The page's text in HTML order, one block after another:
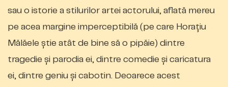
sau o istorie a stilurilor artei actorului, aflată mereu
pe acea margine imperceptibilă (pe care Horaţiu
Mălăele ştie atât de bine să o pipăie) dintre
tragedie şi parodia ei, dintre comedie şi caricatura
ei, dintre geniu şi cabotin. Deoarece acest